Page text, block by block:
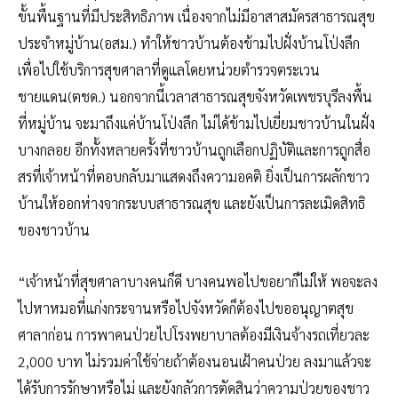
ขั้นพื้นฐานที่มีประสิทธิภาพ เนื่องจากไม่มีอาสาสมัครสาธารณสุข
ประจำหมู่บ้าน(อสม.) ทำให้ชาวบ้านต้องข้ามไปฝั่งบ้านโป่งลึก
เพื่อไปใช้บริการสุขศาลาที่ดูแลโดยหน่วยตำรวจตระเวน
ชายแดน(ตชด.) นอกจากนี้เวลาสาธารณสุขจังหวัดเพชรบุรีลงพื้น
ที่หมู่บ้าน จะมาถึงแค่บ้านโป่งลึก ไม่ได้ข้ามไปเยี่ยมชาวบ้านในฝั่ง
บางกลอย อีกทั้งหลายครั้งที่ชาวบ้านถูกเลือกปฏิบัติและการถูกสื่อ
สรที่เจ้าหน้าที่ตอบกลับมาแสดงถึงความอคติ ยิ่งเป็นการผลักชาว
บ้านให้ออกห่างจากระบบสาธารณสุข และยังเป็นการละเมิดสิทธิ
ของชาวบ้าน
“เจ้าหน้าที่สุขศาลาบางคนก็ดี บางคนพอไปขอยาก็ไม่ให้ พอจะลง
ไปหาหมอที่แก่งกระจานหรือไปจังหวัดก็ต้องไปขออนุญาตสุข
ศาลาก่อน การพาคนป่วยไปโรงพยาบาลต้องมีเงินจ้างรถเที่ยวละ
2,000 บาท ไม่รวมค่าใช้จ่ายถ้าต้องนอนเฝ้าคนป่วย ลงมาแล้วจะ
ได้รับการรักษาหรือไม่ และยังกลัวการตัดสินว่าความป่วยของชาว